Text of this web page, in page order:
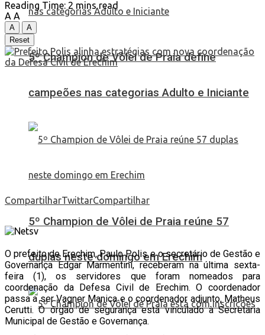
5º Champion de Vôlei de Praia define
campeões nas categorias Adulto e Iniciante
5º Champion de Vôlei de Praia reúne 57
duplas neste domingo em Erechim
Reading Time: 2 mins read
A A
A
A
Reset
CompartilharTwittarCompartilhar
O prefeito de Erechim, Paulo Polis e o secretário de Gestão e
Governança Edgar Marmentini, receberam na última sexta-
feira (1), os servidores que foram nomeados para
coordenação da Defesa Civil de Erechim. O coordenador
passa a ser Vagner Manica e o coordenador adjunto, Matheus
Cerutti. O órgão de segurança está vinculado à Secretaria
Municipal de Gestão e Governança.